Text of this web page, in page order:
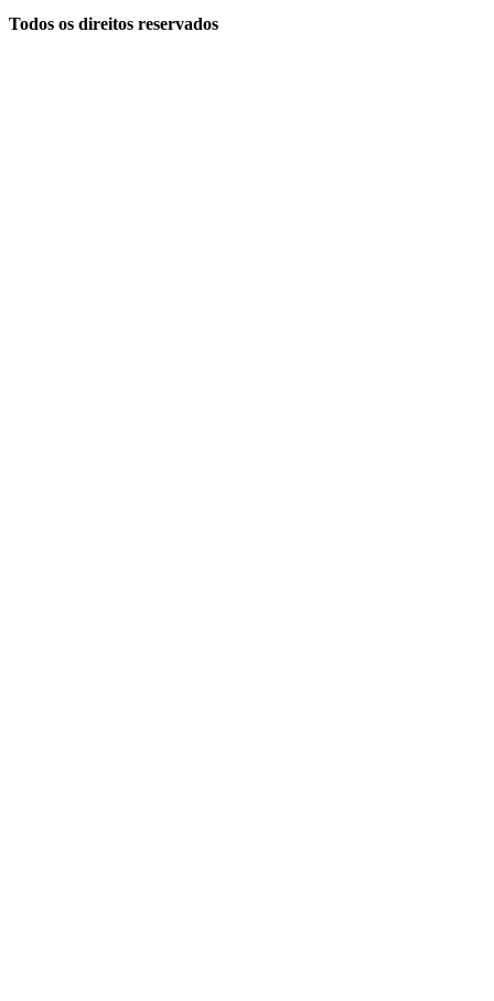
Todos os direitos reservados